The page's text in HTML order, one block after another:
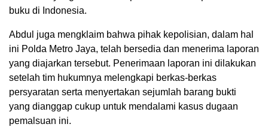
buku di Indonesia.
Abdul juga mengklaim bahwa pihak kepolisian, dalam hal
ini Polda Metro Jaya, telah bersedia dan menerima laporan
yang diajarkan tersebut. Penerimaan laporan ini dilakukan
setelah tim hukumnya melengkapi berkas-berkas
persyaratan serta menyertakan sejumlah barang bukti
yang dianggap cukup untuk mendalami kasus dugaan
pemalsuan ini.